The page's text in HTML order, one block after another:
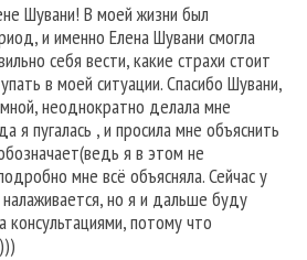
Шувани! В моей жизни был
и именно Елена Шувани смогла
себя вести, какие страхи стоит
в моей ситуации. Спасибо Шувани,
неоднократно делала мне
я пугалась , и просила мне объяснить
я в этом не
мне всё объясняла. Сейчас у
но я и дальше буду
потому что